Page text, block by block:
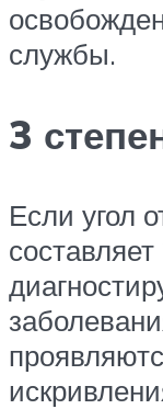
службы.
3
Если угол